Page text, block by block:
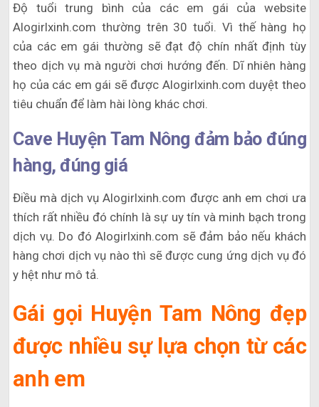
Độ tuổi trung bình của các em gái của website
Alogirlxinh.com thường trên 30 tuổi. Vì thế hàng họ
của các em gái thường sẽ đạt độ chín nhất định tùy
theo dịch vụ mà người chơi hướng đến. Dĩ nhiên hàng
họ của các em gái sẽ được Alogirlxinh.com duyệt theo
tiêu chuẩn để làm hài lòng khác chơi.
Cave Huyện Tam Nông đảm bảo đúng
hàng, đúng giá
Điều mà dịch vụ Alogirlxinh.com được anh em chơi ưa
thích rất nhiều đó chính là sự uy tín và minh bạch trong
dịch vụ. Do đó Alogirlxinh.com sẽ đảm bảo nếu khách
hàng chơi dịch vụ nào thì sẽ được cung ứng dịch vụ đó
y hệt như mô tả.
Gái gọi Huyện Tam Nông đẹp
được nhiều sự lựa chọn từ các
anh em